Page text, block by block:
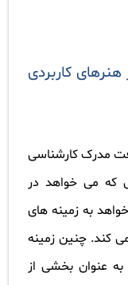
کاربردی
مدرک کارشناسی
که می خواهد در
به زمینه های
کند. چنین زمینه
عنوان بخشی از